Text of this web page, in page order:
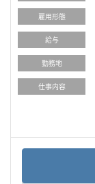
雇用形態
給与
勤務地
仕事内容